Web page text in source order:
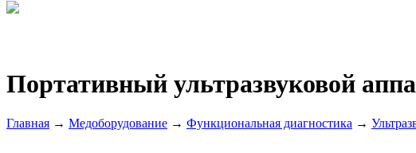
Портативный ультразвуковой
Главная → Медоборудование → Функциональная диагностика →